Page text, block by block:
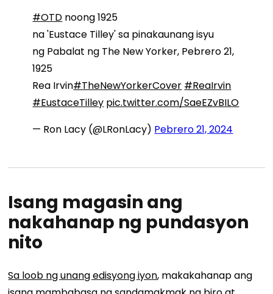
#OTD noong 1925
na 'Eustace Tilley' sa pinakaunang isyu
ng Pabalat ng The New Yorker, Pebrero 21,
1925
Rea Irvin#TheNewYorkerCover #ReaIrvin
#EustaceTilley pic.twitter.com/SaeEZvBILO
— Ron Lacy (@LRonLacy) Pebrero 21, 2024
Isang magasin ang
nakahanap ng pundasyon
nito
Sa loob ng unang edisyong iyon, makakahanap ang